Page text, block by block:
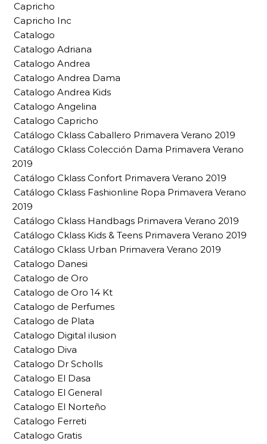
Capricho
Capricho Inc
Catalogo
Catalogo Adriana
Catalogo Andrea
Catalogo Andrea Dama
Catalogo Andrea Kids
Catalogo Angelina
Catalogo Capricho
Catálogo Cklass Caballero Primavera Verano 2019
Catálogo Cklass Colección Dama Primavera Verano
2019
Catálogo Cklass Confort Primavera Verano 2019
Catálogo Cklass Fashionline Ropa Primavera Verano
2019
Catálogo Cklass Handbags Primavera Verano 2019
Catálogo Cklass Kids & Teens Primavera Verano 2019
Catálogo Cklass Urban Primavera Verano 2019
Catalogo Danesi
Catalogo de Oro
Catalogo de Oro 14 Kt
Catalogo de Perfumes
Catalogo de Plata
Catalogo Digital ilusion
Catalogo Diva
Catalogo Dr Scholls
Catalogo El Dasa
Catalogo El General
Catalogo El Norteño
Catalogo Ferreti
Catalogo Gratis